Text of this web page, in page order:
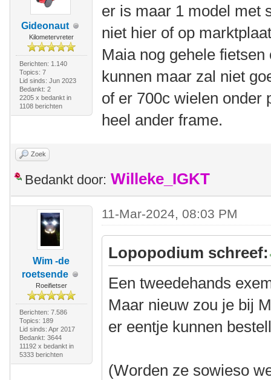
Gideonaut
Kilometervreter
Berichten: 1.140
Topics: 7
Lid sinds: Jun 2023
Bedankt: 2
2205 x bedankt in
1108 berichten
er is maar 1 model met
niet hier of op
Maia nog gehele
kunnen maar zal niet
of er 700c wielen onder
heel ander frame.
Zoek
Bedankt door: Willeke_IGKT
Wim -de
roetsende
Roeifietser
Berichten: 7.586
Topics: 189
Lid sinds: Apr 2017
Bedankt: 3644
11192 x bedankt in
5333 berichten
11-Mar-2024, 08:03 PM
Lopopodium schreef:
Een tweedehands
Maar nieuw zou je bij
er eentje kunnen
(Worden ze sowieso